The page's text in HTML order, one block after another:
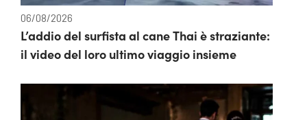
06/08/2026
L’addio del surfista al cane Thai è straziante:
il video del loro ultimo viaggio insieme